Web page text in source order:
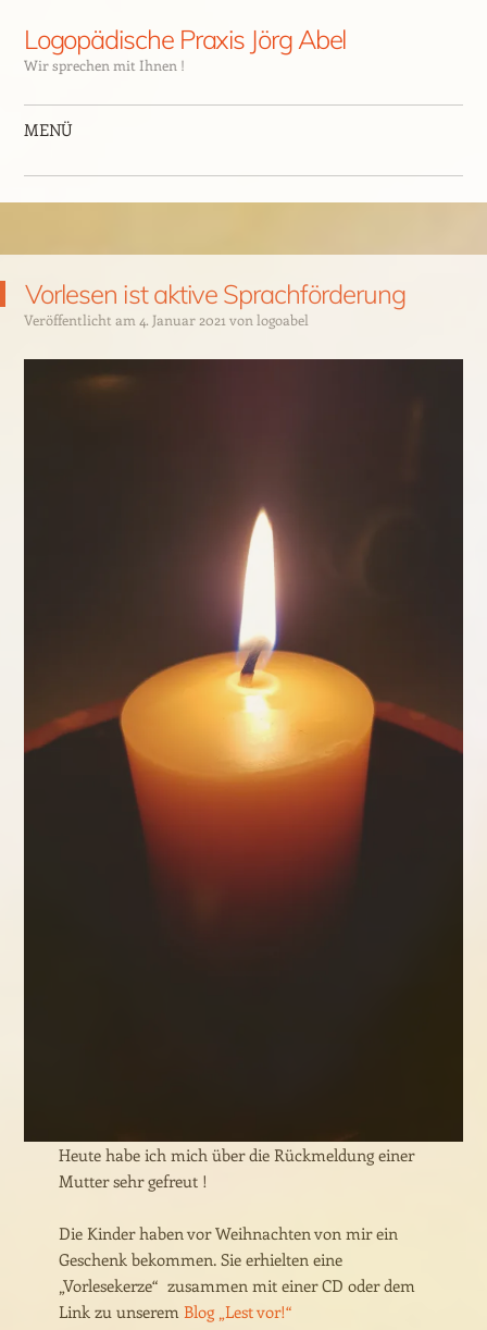
Logopädische Praxis Jörg Abel
Wir sprechen mit Ihnen !
MENÜ
Vorlesen ist aktive Sprachförderung
Veröffentlicht am 4. Januar 2021 von logoabel
Heute habe ich mich über die Rückmeldung einer
Mutter sehr gefreut !
Die Kinder haben vor Weihnachten von mir ein
Geschenk bekommen. Sie erhielten eine
„Vorlesekerze“ zusammen mit einer CD oder dem
Link zu unseremBlog „Lest vor!“